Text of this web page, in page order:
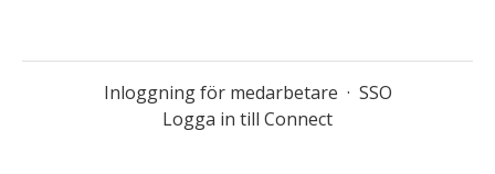
Inloggning för medarbetare · SSO
Logga in till Connect